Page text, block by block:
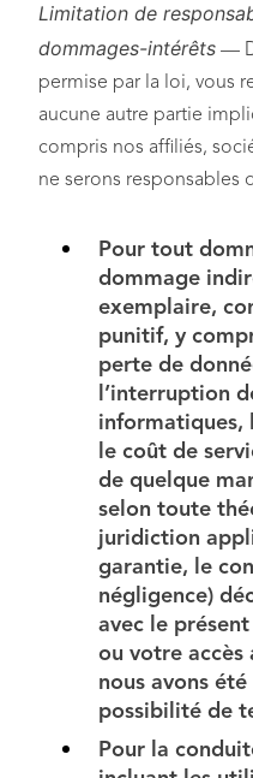
Limitation de
dommages-intérêts —
permise par la loi, vous
aucune autre partie
compris nos affiliés,
ne serons responsables
Pour tout
dommage
exemplaire,
punitif, y
perte de
l’interruption
informatiques,
le coût de
de quelque
selon toute
juridiction
garantie, le
négligence)
avec le
ou votre accès
nous avons
possibilité de
Pour la